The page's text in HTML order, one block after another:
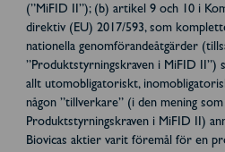
(”MiFID II”); (b) artikel 9 och 10 i
direktiv (EU) 2017/593, som
nationella genomförandeåtgärder
”Produktstyrningskraven i MiFID
allt utomobligatoriskt,
någon ”tillverkare” (i den mening som
Produktstyrningskraven i MiFID II)
Biovicas aktier varit föremål för en